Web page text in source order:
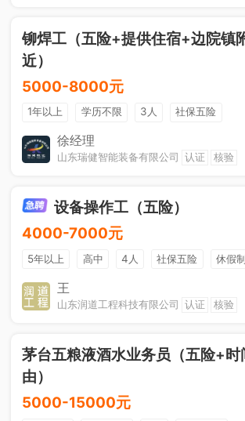
铆焊工（五险+提供住宿+边院镇
近）
5000-8000元
1年以上 学历不限 3人
社保五险
节日福利
奖励计划
徐经理
山东瑞健智能装备有限公司 认证 核验
设备操作工（五险）
4000-7000元
5年以上 高中 4人 社保五险
休假
加班补助
王
山东润道工程科技有限公司 认证 核验
茅台五粮液酒水业务员（五险+时
由）
5000-15000元